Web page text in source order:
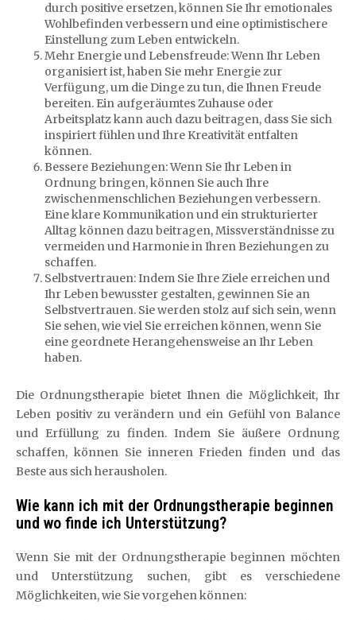
durch positive ersetzen, können Sie Ihr emotionales
Wohlbefinden verbessern und eine optimistischere
Einstellung zum Leben entwickeln.
Mehr Energie und Lebensfreude: Wenn Ihr Leben
organisiert ist, haben Sie mehr Energie zur
Verfügung, um die Dinge zu tun, die Ihnen Freude
bereiten. Ein aufgeräumtes Zuhause oder
Arbeitsplatz kann auch dazu beitragen, dass Sie sich
inspiriert fühlen und Ihre Kreativität entfalten
können.
Bessere Beziehungen: Wenn Sie Ihr Leben in
Ordnung bringen, können Sie auch Ihre
zwischenmenschlichen Beziehungen verbessern.
Eine klare Kommunikation und ein strukturierter
Alltag können dazu beitragen, Missverständnisse zu
vermeiden und Harmonie in Ihren Beziehungen zu
schaffen.
Selbstvertrauen: Indem Sie Ihre Ziele erreichen und
Ihr Leben bewusster gestalten, gewinnen Sie an
Selbstvertrauen. Sie werden stolz auf sich sein, wenn
Sie sehen, wie viel Sie erreichen können, wenn Sie
eine geordnete Herangehensweise an Ihr Leben
haben.
Die Ordnungstherapie bietet Ihnen die Möglichkeit, Ihr
Leben positiv zu verändern und ein Gefühl von Balance
und Erfüllung zu finden. Indem Sie äußere Ordnung
schaffen, können Sie inneren Frieden finden und das
Beste aus sich herausholen.
Wie kann ich mit der Ordnungstherapie beginnen
und wo finde ich Unterstützung?
Wenn Sie mit der Ordnungstherapie beginnen möchten
und Unterstützung suchen, gibt es verschiedene
Möglichkeiten, wie Sie vorgehen können: